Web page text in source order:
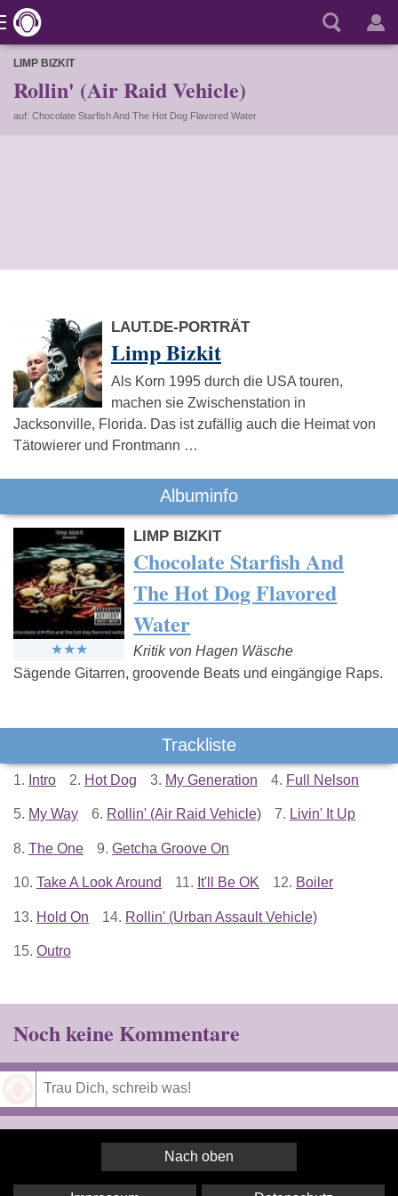
LIMP BIZKIT
Rollin' (Air Raid Vehicle)
auf: Chocolate Starfish And The Hot Dog Flavored Water
LAUT.DE-PORTRÄT
Limp Bizkit
Als Korn 1995 durch die USA touren,
machen sie Zwischenstation in
Jacksonville, Florida. Das ist zufällig auch die Heimat von
Tätowierer und Frontmann …
Albuminfo
LIMP BIZKIT
Chocolate Starfish And
The Hot Dog Flavored
Water
Kritik von Hagen Wäsche
Sägende Gitarren, groovende Beats und eingängige Raps.
Trackliste
1. Intro 2. Hot Dog 3. My Generation 4. Full Nelson
5. My Way 6. Rollin' (Air Raid Vehicle) 7. Livin' It Up
8. The One 9. Getcha Groove On
10. Take A Look Around 11. It'll Be OK 12. Boiler
13. Hold On 14. Rollin' (Urban Assault Vehicle)
15. Outro
Noch keine Kommentare
Nach oben